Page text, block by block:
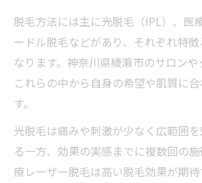
脱毛方法には主に光脱毛（IPL）、医
ードル脱毛などがあり、それぞれ特
なります。神奈川県綾瀬市のサロンや
これらの中から自身の希望や肌質に
す。
光脱毛は痛みや刺激が少なく広範囲
る一方、効果の実感までに複数回の
療レーザー脱毛は高い脱毛効果が期